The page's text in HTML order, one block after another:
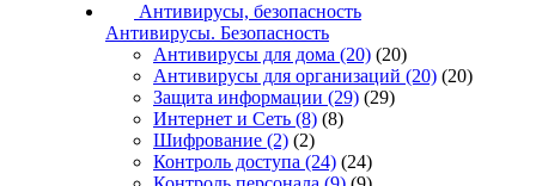
Антивирусы, безопасность
Антивирусы. Безопасность
Антивирусы для дома (20) (20)
Антивирусы для организаций (20) (20)
Защита информации (29) (29)
Интернет и Сеть (8) (8)
Шифрование (2) (2)
Контроль доступа (24) (24)